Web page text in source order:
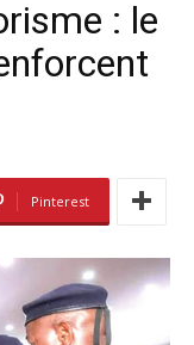
: le
Pinterest